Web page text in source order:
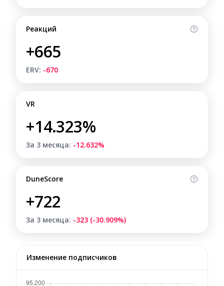
Реакций
+665
ERV: -670
VR
+14.323%
За 3 месяца: -12.632%
DuneScore
+722
За 3 месяца: -323 (-30.909%)
Изменение подписчиков